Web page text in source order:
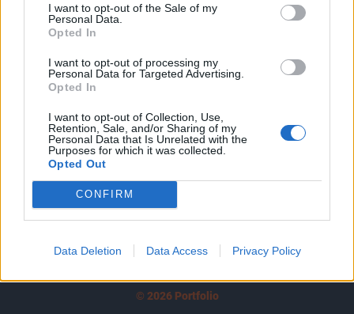
I want to opt-out of the Sale of my
Personal Data.
Opted In
I want to opt-out of processing my
Personal Data for Targeted Advertising.
Opted In
I want to opt-out of Collection, Use,
Retention, Sale, and/or Sharing of my
Personal Data that Is Unrelated with the
Purposes for which it was collected.
Opted Out
CONFIRM
Data Deletion Data Access Privacy Policy
Az előfizetés a következőket tartalmazza:
Portfolio.hu teljes cikkarchívum
Kötéslisták: BÉT elmúlt 2 év napon belüli
kötéslistái
Előfizetés
MÁR ELŐFIZETŐNK VAGY?
© 2026 Portfolio